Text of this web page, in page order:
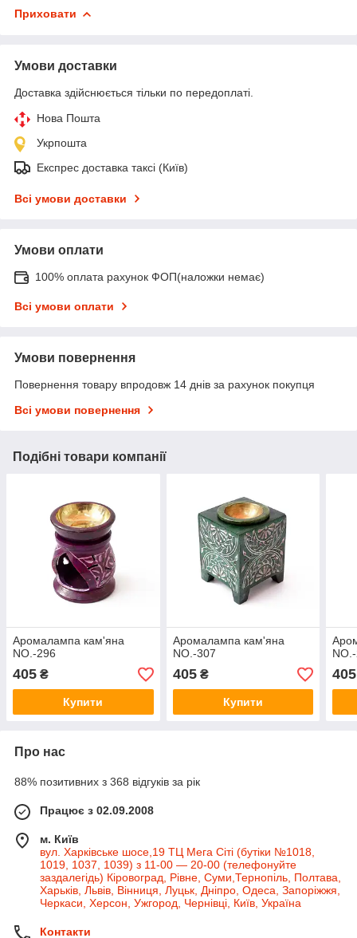
Приховати
Умови доставки
Доставка здійснюється тільки по передоплаті.
Нова Пошта
Укрпошта
Експрес доставка таксі (Київ)
Всі умови доставки
Умови оплати
100% оплата рахунок ФОП(наложки немає)
Всі умови оплати
Умови повернення
Повернення товару впродовж 14 днів за рахунок покупця
Всі умови повернення
Подібні товари компанії
Аромалампа кам'яна
NO.-296
405 ₴
Купити
Аромалампа кам'яна
NO.-307
405₴
Купити
405
Про нас
88% позитивних з 368 відгуків за рік
Працює з 02.09.2008
м. Київ
вул. Харківське шосе,19 ТЦ Мега Сіті (бутіки №1018,
1019, 1037, 1039) з 11-00 — 20-00 (телефонуйте
заздалегідь) Кіровоград, Рівне, Суми,Тернопіль, Полтава,
Харьків, Львів, Вінниця, Луцьк, Дніпро, Одеса, Запоріжжя,
Черкаси, Херсон, Ужгород, Чернівці, Київ, Україна
Контакти